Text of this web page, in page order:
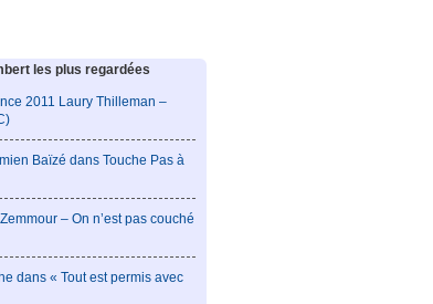
les plus regardées
2011 Laury Thilleman –
Baïzé dans Touche Pas à
– On n’est pas couché
dans « Tout est permis avec